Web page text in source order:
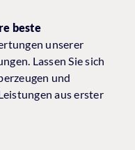
beste
unserer
Lassen Sie sich
und
aus erster